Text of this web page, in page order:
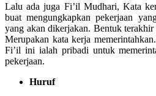
Lalu ada juga Fi’il Mudhari, Kata
buat mengungkapkan pekerjaan
yang akan dikerjakan. Bentuk
Merupakan kata kerja
Fi’il ini ialah pribadi untuk
pekerjaan.
Huruf